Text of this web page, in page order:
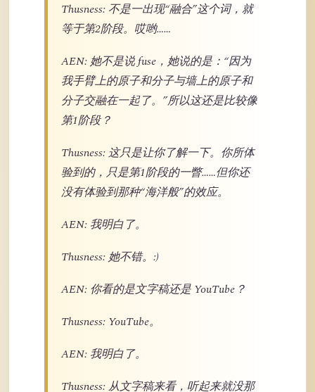
Thusness: 不是一出现“融合”这个词，就
等于第2阶段。哎哟……
AEN: 她不是说 fuse，她说的是：“因为
我手臂上的原子和分子与墙上的原子和
分子交融在一起了。”所以这还是比较像
第1阶段？
Thusness: 这只是让你了解一下。你所体
验到的，只是第1阶段的一瞥……但你还
没有体验到那种“海洋般”的效应。
AEN: 我明白了。
Thusness: 她不错。:)
AEN: 你看的是文字稿还是 YouTube？
Thusness: YouTube。
AEN: 我明白了。
Thusness: 从文字稿来看，听起来就没那